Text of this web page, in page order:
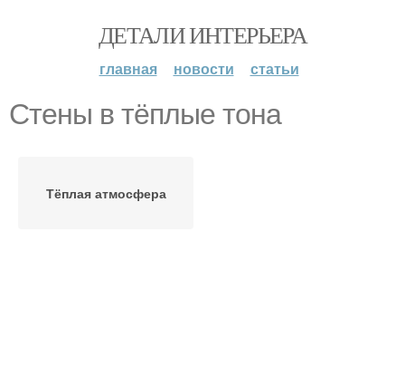
ДЕТАЛИ ИНТЕРЬЕРА
главная новости статьи
Стены в тёплые тона
Тёплая атмосфера